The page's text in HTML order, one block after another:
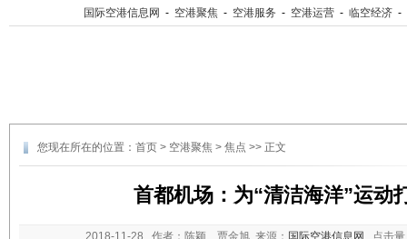
国际空港信息网 - 空港聚焦 - 空港服务 - 空港运营 - 临空经济 -
您现在所在的位置： 首页 > 空港聚焦 > 焦点 >> 正文
首都机场：为“清洁海洋”运动
2018-11-28 作者：陈颖、贾金旭 来源： 国际空港信息网 点击量